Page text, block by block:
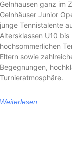
Gelnhausen ganz im
Gelnhäuser Junior
junge Tennistalente
Altersklassen U10
hochsommerlichen
Eltern sowie
Begegnungen,
Turnieratmosphäre.
Weiterlesen